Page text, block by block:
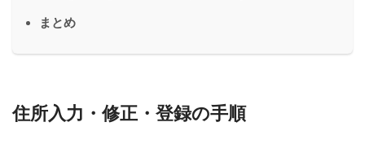
まとめ
住所入力・修正・登録の手順